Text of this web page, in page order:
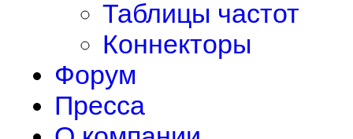
Таблицы частот
Коннекторы
Форум
Пресса